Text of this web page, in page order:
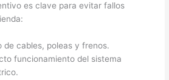
es clave para evitar fallos
de cables, poleas y frenos.
funcionamiento del sistema